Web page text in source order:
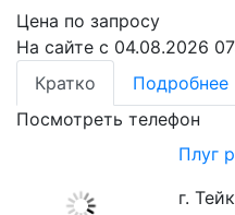
Цена по запросу
На сайте с 04.08.2026
Кратко
Подробнее
Посмотреть телефон
Плуг
г.